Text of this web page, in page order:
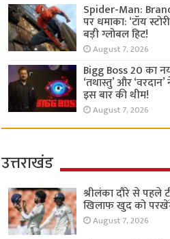
Spider-Man:
पर धमाका: ‘टॉय
बड़ी ग्लोबल हिट!
August 7, 2026
Bigg Boss 20 का
‘तथास्तु’ और
इस बार की थीम!
August 7, 2026
उत्तराखंड
श्रीलंका दौरे से पहले
खिलाफ खुद को
August 7, 2026